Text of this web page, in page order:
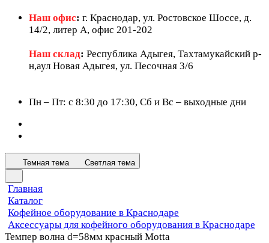
Наш офис: г. Краснодар, ул. Ростовское Шоссе, д.
14/2, литер А, офис 201-202
Наш склад: Республика Адыгея, Тахтамукайский р-
н,аул Новая Адыгея, ул. Песочная 3/6
Пн – Пт: c 8:30 до 17:30, Сб и Вс – выходные дни
Темная тема Светлая тема
Главная
Каталог
Кофейное оборудование в Краснодаре
Аксессуары для кофейного оборудования в Краснодаре
Темпер волна d=58мм красный Motta